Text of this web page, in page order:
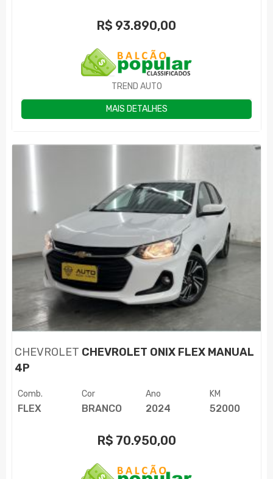
R$ 93.890,00
TREND AUTO
MAIS DETALHES
CHEVROLET CHEVROLET ONIX FLEX MANUAL
4P
Comb.
FLEX
Cor
BRANCO
Ano
2024
KM
52000
R$ 70.950,00